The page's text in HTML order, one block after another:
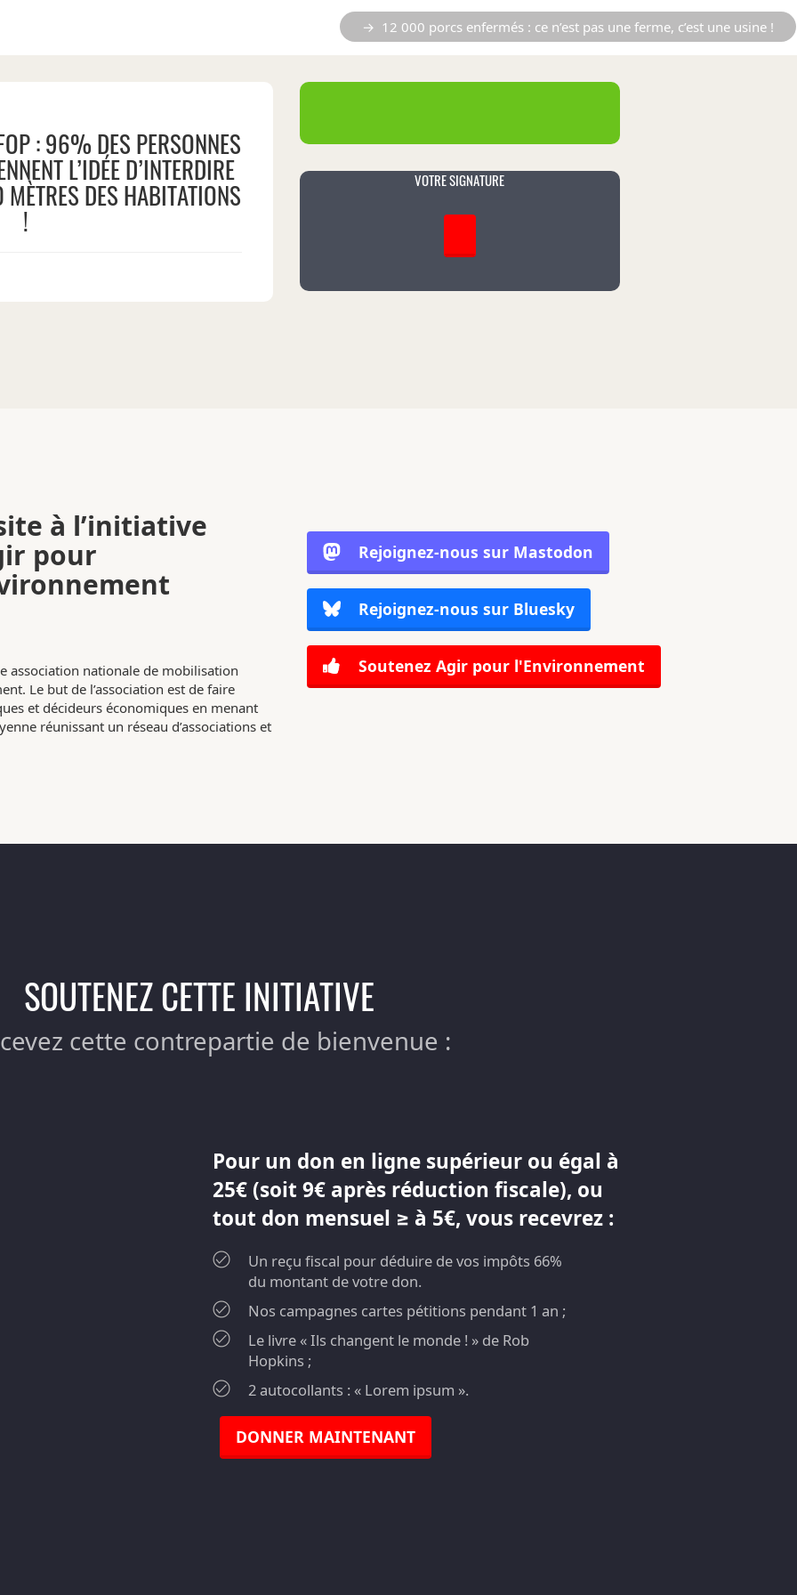
→ 12 000 porcs enfermés : ce n’est pas une ferme, c’est une usine !
: 96% DES PERSONNES
L’IDÉE D’INTERDIRE
DES HABITATIONS
!
VOTRE SIGNATURE
à l’initiative
pour
association nationale de mobilisation
Le but de l’association est de faire
et décideurs économiques en menant
réunissant un réseau d’associations et
Rejoignez-nous sur Mastodon
Rejoignez-nous sur Bluesky
Soutenez Agir pour l'Environnement
SOUTENEZ CETTE INITIATIVE
cette contrepartie de bienvenue :
Pour un don en ligne supérieur ou égal à
25€ (soit 9€ après réduction fiscale), ou
tout don mensuel ≥ à 5€, vous recevrez :
Un reçu fiscal pour déduire de vos impôts 66%
du montant de votre don.
Nos campagnes cartes pétitions pendant 1 an ;
Le livre « Ils changent le monde ! » de Rob
Hopkins ;
2 autocollants : « Lorem ipsum ».
DONNER MAINTENANT